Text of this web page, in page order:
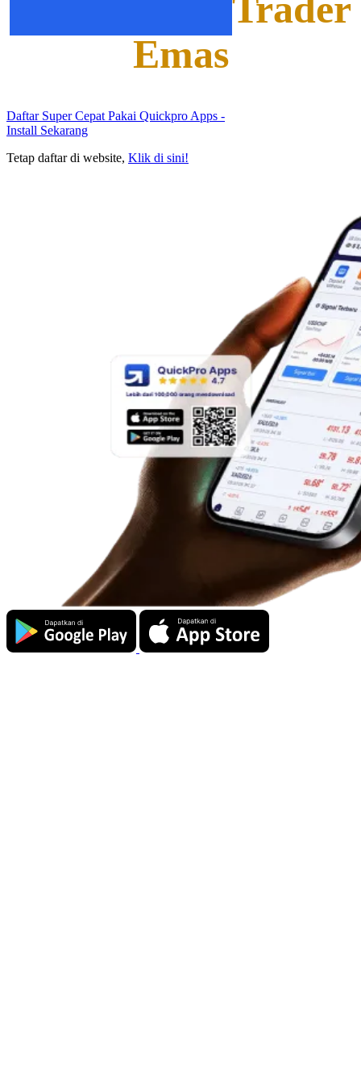
Trader
Emas
Daftar Super Cepat Pakai Quickpro Apps -
Install Sekarang
Tetap daftar di website, Klik di sini!